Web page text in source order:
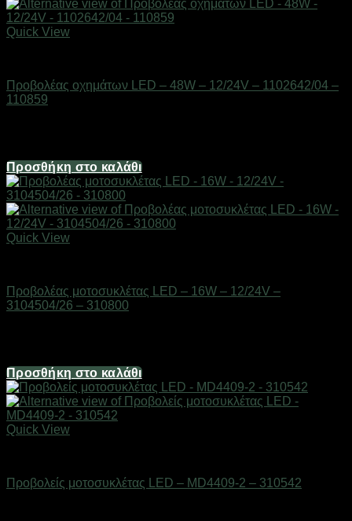
Quick View
Προβολέας οχημάτων LED – 48W – 12/24V – 1102642/04 –
110859
Προσθήκη στο καλάθι
Quick View
Προβολέας μοτοσυκλέτας LED – 16W – 12/24V –
3104504/26 – 310800
Προσθήκη στο καλάθι
Quick View
Προβολείς μοτοσυκλέτας LED – MD4409-2 – 310542